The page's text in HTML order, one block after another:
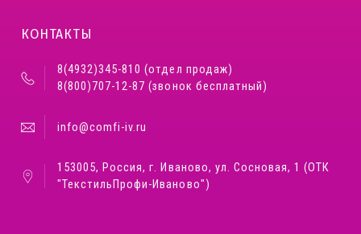
КОНТАКТЫ
8(4932)345-810 (отдел продаж)
8(800)707-12-87 (звонок бесплатный)
info@comfi-iv.ru
153005, Россия, г. Иваново, ул. Сосновая, 1 (ОТК
"ТекстильПрофи-Иваново")